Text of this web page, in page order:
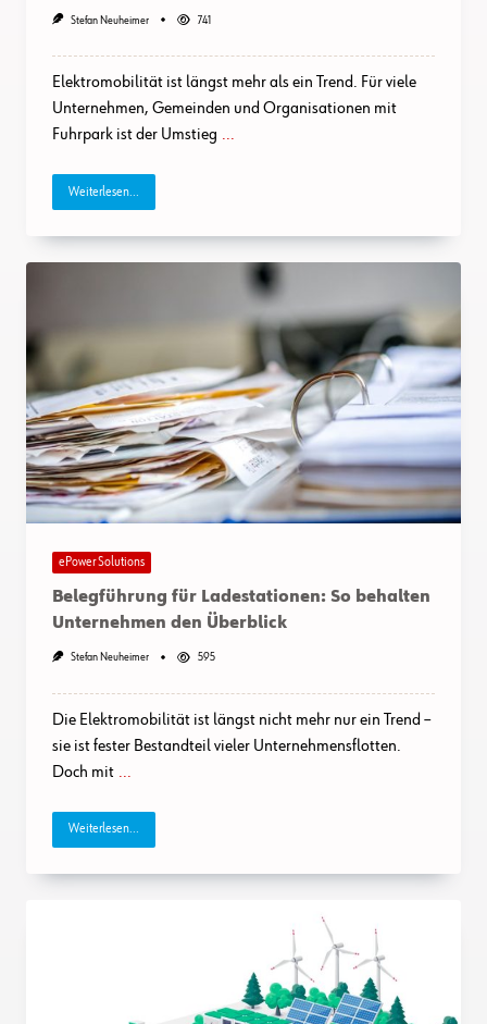
Stefan Neuheimer 741
Elektromobilität ist längst mehr als ein Trend. Für viele
Unternehmen, Gemeinden und Organisationen mit
Fuhrpark ist der Umstieg ...
Weiterlesen...
ePower Solutions
Belegführung für Ladestationen: So behalten
Unternehmen den Überblick
Stefan Neuheimer 595
Die Elektromobilität ist längst nicht mehr nur ein Trend –
sie ist fester Bestandteil vieler Unternehmensflotten.
Doch mit ...
Weiterlesen...